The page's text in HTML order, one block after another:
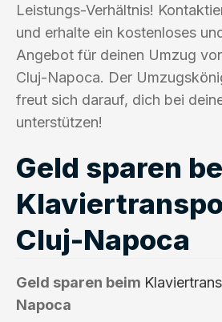
Leistungs-Verhältnis!
und erhalte ein kostenloses
Angebot für deinen Umzug
Cluj-Napoca. Der
freut sich darauf, dich bei
unterstützen!
Geld sparen
Cluj-Napoca
Geld sparen beim
Napoca